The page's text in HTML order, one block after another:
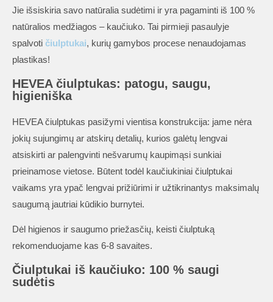
Jie išsiskiria savo natūralia sudėtimi ir yra pagaminti iš 100 %
natūralios medžiagos – kaučiuko. Tai pirmieji pasaulyje
spalvoti čiulptukai, kurių gamybos procese nenaudojamas
plastikas!
HEVEA čiulptukas: patogu, saugu,
higieniška
HEVEA čiulptukas pasižymi vientisa konstrukcija: jame nėra
jokių sujungimų ar atskirų detalių, kurios galėtų lengvai
atsiskirti ar palengvinti nešvarumų kaupimąsi sunkiai
prieinamose vietose. Būtent todėl kaučiukiniai čiulptukai
vaikams yra ypač lengvai prižiūrimi ir užtikrinantys maksimalų
saugumą jautriai kūdikio burnytei.
Dėl higienos ir saugumo priežasčių, keisti čiulptuką
rekomenduojame kas 6-8 savaites.
Čiulptukai iš kaučiuko: 100 % saugi
sudėtis